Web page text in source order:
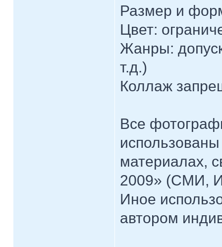
Размер и
Цвет:
Жанры:
т.д.)
Коллаж
Все
материалах,
2009» (СМИ,
Иное
автором